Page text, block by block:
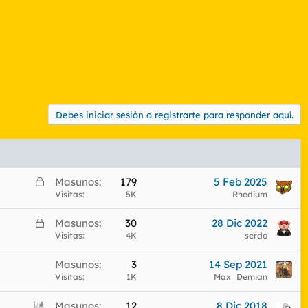
Debes iniciar sesión o registrarte para responder aquí.
C
r
r
d
Masunos 179
Visitas 5K
5 Feb 2025
Rhodium
C
r
d
Masunos 30
Visitas 4K
28 Dic 2022
serdo
Masunos 3
Visitas 1K
14 Sep 2021
Max_Demian
E
Masunos 12 8 Dic 2018